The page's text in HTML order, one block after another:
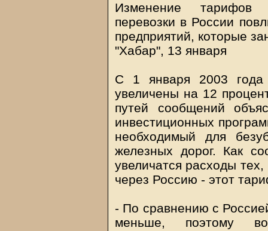
Изменение тарифов
перевозки в России
предприятий, которые
"Хабар", 13 января
С 1 января 2003 года
увеличены на 12
путей сообщений
инвестиционных
необходимый для
железных дорог. Как
увеличатся расходы
через Россию - этот
- По сравнению с
меньше, поэтому